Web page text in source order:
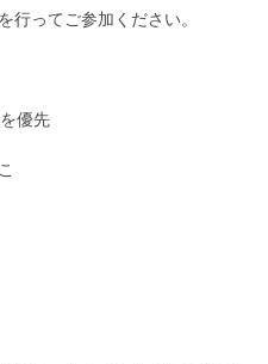
てご参加ください。
優先